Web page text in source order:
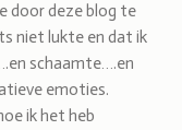
door deze blog te
niet lukte en dat ik
schaamte….en
emoties.
ik het heb